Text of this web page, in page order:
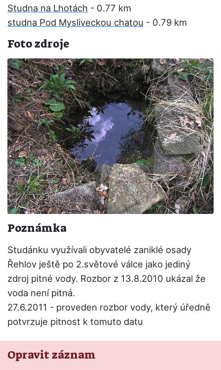
Studna na Lhotách - 0.77 km
studna Pod Mysliveckou chatou - 0.79 km
Foto zdroje
Poznámka
Studánku využívali obyvatelé zaniklé osady
Řehlov ještě po 2.světové válce jako jediný
zdroj pitné vody. Rozbor z 13.8.2010 ukázal že
voda není pitná.
27.6.2011 - proveden rozbor vody, který úředně
potvrzuje pitnost k tomuto datu
Opravit záznam